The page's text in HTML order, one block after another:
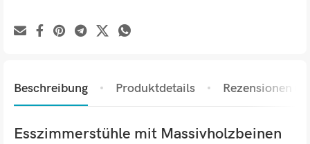
Beschreibung Produktdetails Rezensionen (0)
Esszimmerstühle mit Massivholzbeinen